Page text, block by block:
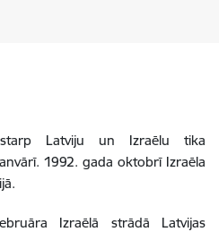
starp Latviju un Izraēlu tika
1992. gada oktobrī Izraēla
Izraēlā strādā Latvijas